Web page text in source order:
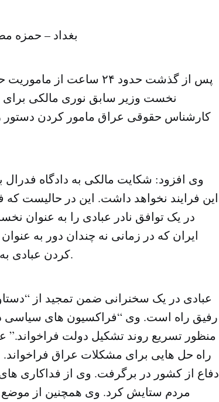
بغداد – حمزه
پس از گذشت حدود ۲۴ ساعت
نخست وزیر سابق نوری مالکی
کارشناس حقوقی عراق مامور کردن دستور
وی افزود: شکایت مالکی به دادگاه
این فرایند نخواهد داشت. این در حالیست
در یک توافق نادر عبادی را به عنوان
ایران که در زمانی نه چندان دور به
کردن عبادی به تشکیل کابینه جدید در عراق را تایید کردند.
عبادی در یک سخنرانی ضمن تمجید از
رفیق راه است. وی “فراکسیون های سیاسی
منظور تسریع روند تشکیل دولت فراخواند.”
راه حل هایی برای مشکلات عراق فراخواند.
دفاع از کشور در برگرفت. وی از فداکاری
مردم ستایش کرد. وی همچنین از موضع